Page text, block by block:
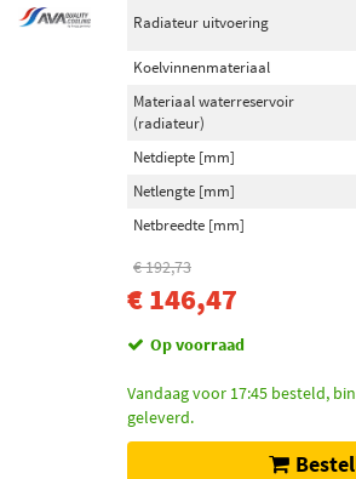
Radiateur uitvoering
Koelvinnenmateriaal
Materiaal waterreservoir
(radiateur)
Netdiepte [mm]
Netlengte [mm]
Netbreedte [mm]
€ 192,73
€ 146,47
Op voorraad
Vandaag voor 17:45 besteld,
geleverd.